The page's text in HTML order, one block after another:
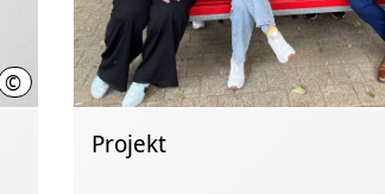
© Wilhelm Lindenberg
Projekt